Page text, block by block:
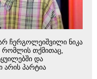
ჩერგოლეიშვილი ნიკა
რომლის თქმითაც,
და
არის პარტია